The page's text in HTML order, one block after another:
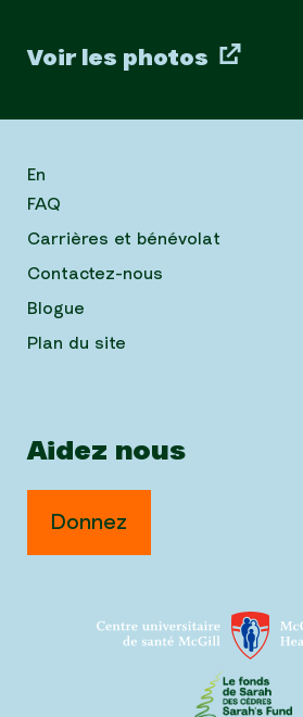
Voir les photos
En
FAQ
Carrières et bénévolat
Contactez-nous
Blogue
Plan du site
Aidez nous
Donnez